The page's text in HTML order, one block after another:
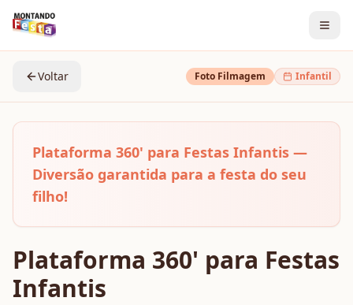
Voltar Foto Filmagem Infantil
Plataforma 360' para Festas Infantis —
Diversão garantida para a festa do seu
filho!
Plataforma 360' para Festas
Infantis